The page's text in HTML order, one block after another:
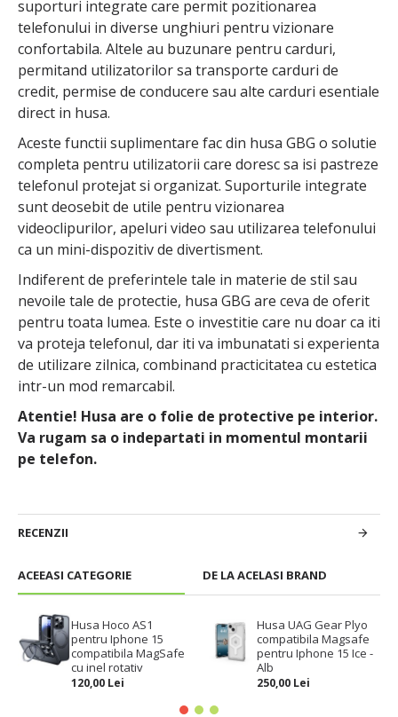
ACEEASI CATEGORIE DE LA ACELASI BRAND
Husa Hoco AS1
pentru Iphone 15
compatibila MagSafe
cu inel rotativ
120,00 Lei
Husa UAG Gear Plyo
compatibila Magsafe
pentru Iphone 15 Ice -
Alb
250,00 Lei
suporturi integrate care permit pozitionarea
telefonului in diverse unghiuri pentru vizionare
confortabila. Altele au buzunare pentru carduri,
permitand utilizatorilor sa transporte carduri de
credit, permise de conducere sau alte carduri esentiale
direct in husa.
Aceste functii suplimentare fac din husa GBG o solutie
completa pentru utilizatorii care doresc sa isi pastreze
telefonul protejat si organizat. Suporturile integrate
sunt deosebit de utile pentru vizionarea
videoclipurilor, apeluri video sau utilizarea telefonului
ca un mini-dispozitiv de divertisment.
Indiferent de preferintele tale in materie de stil sau
nevoile tale de protectie, husa GBG are ceva de oferit
pentru toata lumea. Este o investitie care nu doar ca iti
va proteja telefonul, dar iti va imbunatati si experienta
de utilizare zilnica, combinand practicitatea cu estetica
intr-un mod remarcabil.
Atentie! Husa are o folie de protective pe interior.
Va rugam sa o indepartati in momentul montarii
pe telefon.
RECENZII